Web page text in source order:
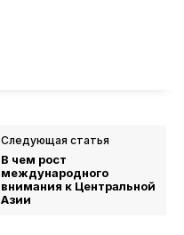
Следующая статья
В чем рост
международного
внимания к Центральной
Азии